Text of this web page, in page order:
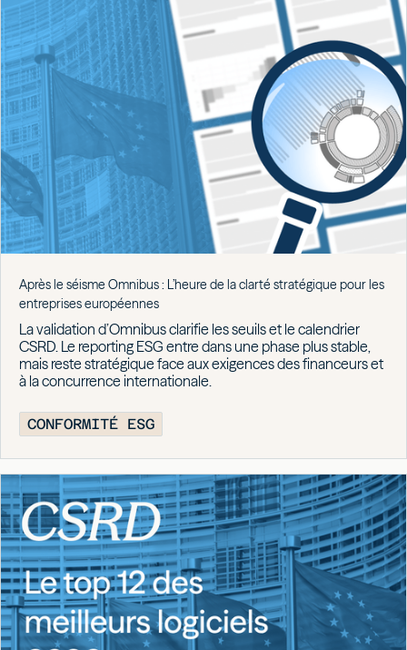
Après le séisme Omnibus : L’heure de la clarté stratégique pour les
entreprises européennes
La validation d’Omnibus clarifie les seuils et le calendrier
CSRD. Le reporting ESG entre dans une phase plus stable,
mais reste stratégique face aux exigences des financeurs et
à la concurrence internationale.
CONFORMITÉ ESG